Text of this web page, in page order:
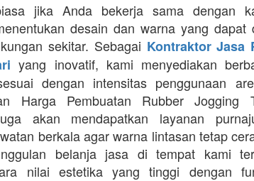
jika Anda bekerja sama dengan
desain dan warna yang dapat
sekitar. Sebagai Kontraktor Jasa
yang inovatif, kami menyediakan
dengan intensitas penggunaan
Harga Pembuatan Rubber Jogging
akan mendapatkan layanan
berkala agar warna lintasan tetap
belanja jasa di tempat kami
nilai estetika yang tinggi dengan